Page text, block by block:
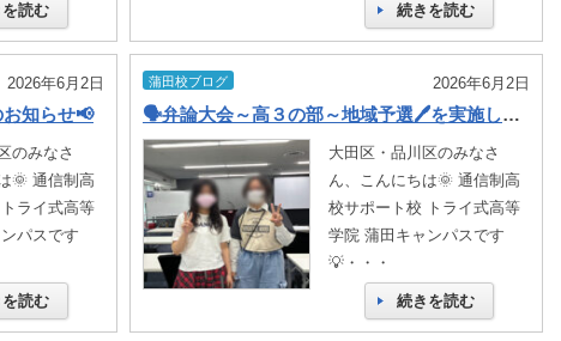
読む 続きを読む
2026年6月2日
お知らせ📢
のみなさ
🌞 通信制高
ライ式高等
パスです
読む
蒲田校ブログ 2026年6月2日
🗣️弁論大会～高３の部～地域予選🖊️を実施しました🏆
大田区・品川区のみなさ
ん、こんにちは🌞 通信制高
校サポート校 トライ式高等
学院 蒲田キャンパスです
💡・・・
続きを読む